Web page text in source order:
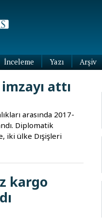
İnceleme
Yazı
Yazıları
Yazıları
Arşiv
attı
arasında 2017-
Diplomatik
iki ülke Dışişleri
kargo